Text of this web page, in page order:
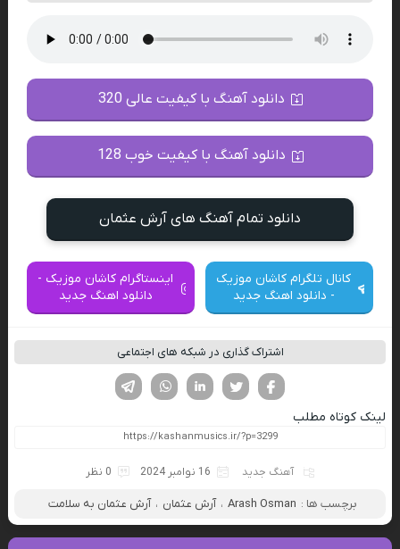
دانلود آهنگ با کیفیت عالی 320
دانلود آهنگ با کیفیت خوب 128
دانلود تمام آهنگ های آرش عثمان
کانال تلگرام کاشان موزیک
- دانلود اهنگ جدید
اینستاگرام کاشان موزیک -
دانلود اهنگ جدید
اشتراک گذاری در شبکه های اجتماعی
لینکدین تویتر
فیسوک
لینک کوتاه مطلب
آهنگ جدید 16 نوامبر 2024 0 نظر
برچسب ها : Arash Osman ، آرش عثمان ، آرش عثمان به سلامت